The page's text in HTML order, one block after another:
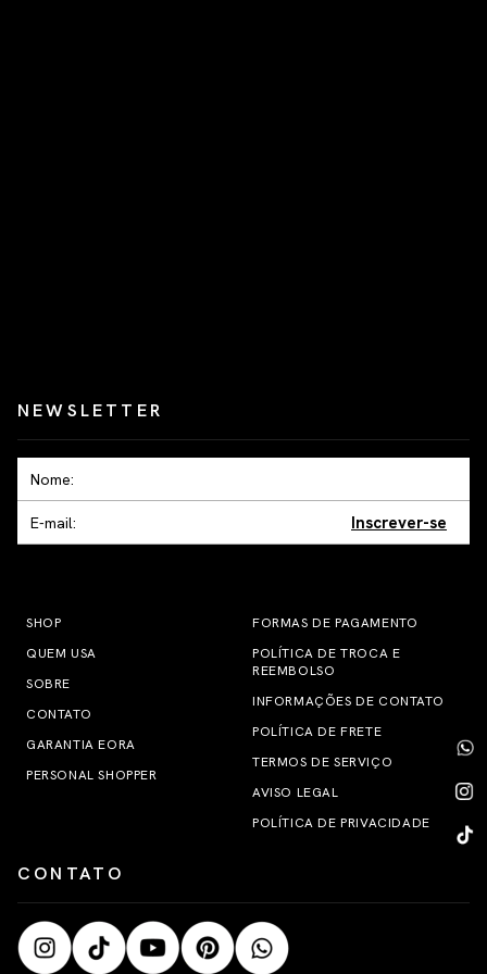
NEWSLETTER
Inscrever-se
SHOP
QUEM USA
SOBRE
CONTATO
GARANTIA EORA
PERSONAL SHOPPER
FORMAS DE PAGAMENTO
POLÍTICA DE TROCA E
REEMBOLSO
INFORMAÇÕES DE CONTATO
POLÍTICA DE FRETE
TERMOS DE SERVIÇO
AVISO LEGAL
POLÍTICA DE PRIVACIDADE
CONTATO